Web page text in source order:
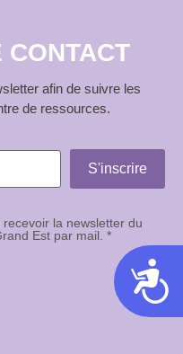
CONTACT
afin de suivre les
de ressources.
recevoir la newsletter du
Est par mail. *